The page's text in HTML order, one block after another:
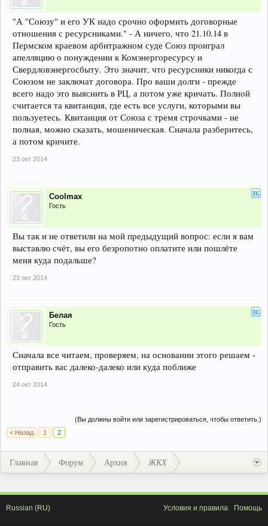
"А "Союзу" и его УК надо срочно оформить договорные
отношения с ресурсниками." - А ничего, что 21.10.14 в
Пермском краевом арбитражном суде Союз проиграл
апелляцию о понуждении к Комэнергоресурсу и
Свердловэнергосбыту. Это значит, что ресурсники никогда с
Союзом не заключат договора. Про ваши долги - прежде
всего надо это выяснить в РЦ, а потом уже кричать. Полной
считается та квитанция, где есть все услуги, которыми вы
пользуетесь. Квитанция от Союза с тремя строчками - не
полная, можно сказать, мошеническая. Сначала разберитесь,
а потом кричите.
23 окт 2014
Coolmax
Гость
Вы так и не ответили на мой предыдущий вопрос: если я вам
выставлю счёт, вы его безропотно оплатите или пошлёте
меня куда подальше?
23 окт 2014
Белая
Гость
Сначала все читаем, проверяем, на основании этого решаем -
отправить вас далеко-далеко или куда поближе
24 окт 2014
(Вы должны войти или зарегистрироваться, чтобы ответить.)
< Назад
1 2
Главная Форум Архив ЖКХ
Russian (RU) Условия и правила Помощь